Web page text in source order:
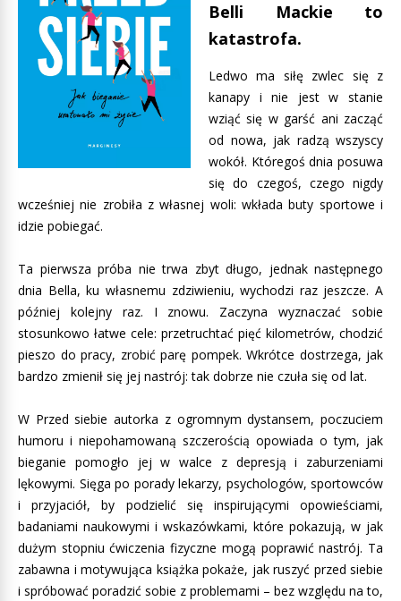
Belli Mackie to
katastrofa.
Ledwo ma siłę zwlec się z
kanapy i nie jest w stanie
wziąć się w garść ani zacząć
od nowa, jak radzą wszyscy
wokół. Któregoś dnia posuwa
się do czegoś, czego nigdy
wcześniej nie zrobiła z własnej woli: wkłada buty sportowe i
idzie pobiegać.
Ta pierwsza próba nie trwa zbyt długo, jednak następnego
dnia Bella, ku własnemu zdziwieniu, wychodzi raz jeszcze. A
później kolejny raz. I znowu. Zaczyna wyznaczać sobie
stosunkowo łatwe cele: przetruchtać pięć kilometrów, chodzić
pieszo do pracy, zrobić parę pompek. Wkrótce dostrzega, jak
bardzo zmienił się jej nastrój: tak dobrze nie czuła się od lat.
W Przed siebie autorka z ogromnym dystansem, poczuciem
humoru i niepohamowaną szczerością opowiada o tym, jak
bieganie pomogło jej w walce z depresją i zaburzeniami
lękowymi. Sięga po porady lekarzy, psychologów, sportowców
i przyjaciół, by podzielić się inspirującymi opowieściami,
badaniami naukowymi i wskazówkami, które pokazują, w jak
dużym stopniu ćwiczenia fizyczne mogą poprawić nastrój. Ta
zabawna i motywująca książka pokaże, jak ruszyć przed siebie
i spróbować poradzić sobie z problemami – bez względu na to,